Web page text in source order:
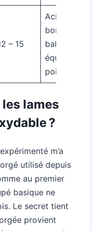
– 15
Acier inox,
bonne
balance
équilibre
poids
lames
?
m’a
utilisé depuis
au premier
basique ne
Le secret tient
provient